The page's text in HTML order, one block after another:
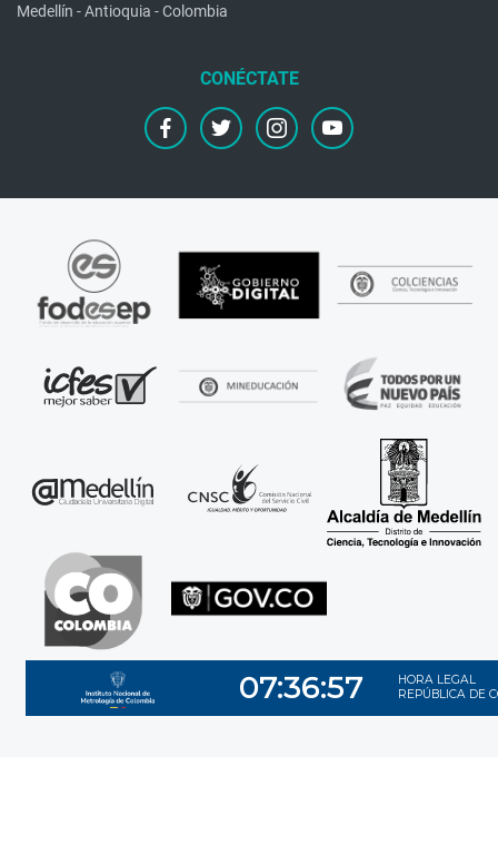
Medellín - Antioquia - Colombia
facebooktwitter instagramyoutube